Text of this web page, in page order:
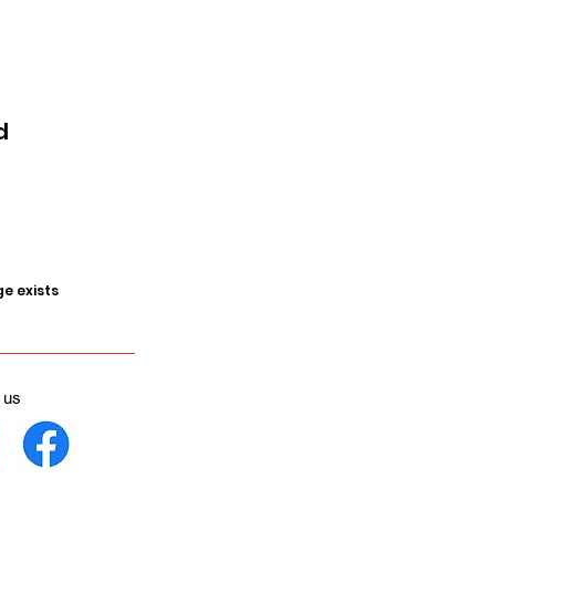
exists